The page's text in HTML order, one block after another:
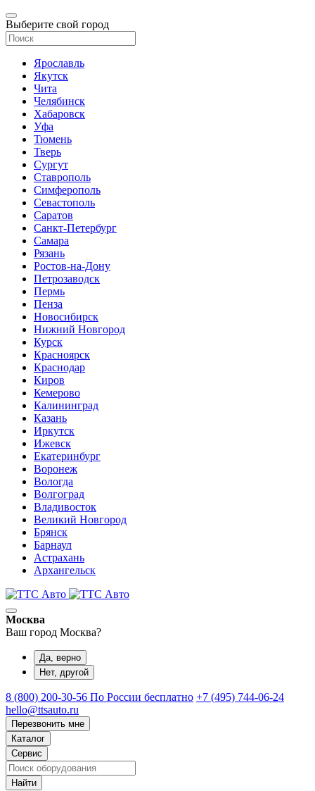
Выберите свой город
Ярославль
Якутск
Чита
Челябинск
Хабаровск
Уфа
Тюмень
Тверь
Сургут
Ставрополь
Симферополь
Севастополь
Саратов
Санкт-Петербург
Самара
Рязань
Ростов-на-Дону
Петрозаводск
Пермь
Пенза
Новосибирск
Нижний Новгород
Курск
Красноярск
Краснодар
Киров
Кемерово
Калининград
Казань
Иркутск
Ижевск
Екатеринбург
Воронеж
Вологда
Волгоград
Владивосток
Великий Новгород
Брянск
Барнаул
Астрахань
Архангельск
Москва
Ваш город Москва?
Да, верно
Нет, другой
8 (800) 200-30-56 По России бесплатно +7 (495) 744-06-24
hello@ttsauto.ru
Перезвонить мне
Каталог
Сервис